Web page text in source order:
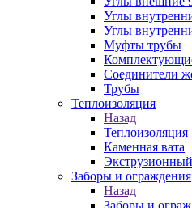
Углы
Углы
Муфты трубы
Соединители
Трубы
Теплоизоляция
Назад
Теплоизоляция
Каменная вата
Заборы и ограждения
Назад
Заборы и